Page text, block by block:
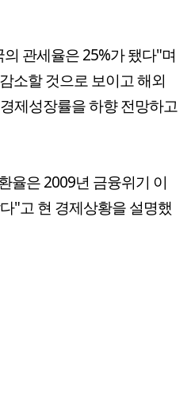
관세율은 25%가 됐다"며
소할 것으로 보이고 해외
제성장률을 하향 전망하고
율은 2009년 금융위기 이
"고 현 경제상황을 설명했